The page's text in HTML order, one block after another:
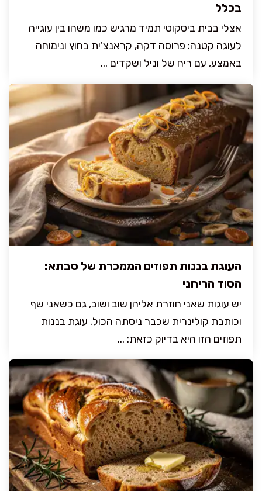
בכלל
אצלי בבית ביסקוטי תמיד מרגיש כמו משהו בין עוגייה
לעוגה קטנה: פרוסה דקה, קראנצ'ית בחוץ ונימוחה
באמצע, עם ריח של וניל ושקדים ...
העוגת בננות תפוזים הממכרת של סבתא:
הסוד הריחני
יש עוגות שאני חוזרת אליהן שוב ושוב, גם כשאני שף
וכותבת קולינרית שכבר ניסתה הכול. עוגת בננות
תפוזים הזו היא בדיוק כזאת: ...